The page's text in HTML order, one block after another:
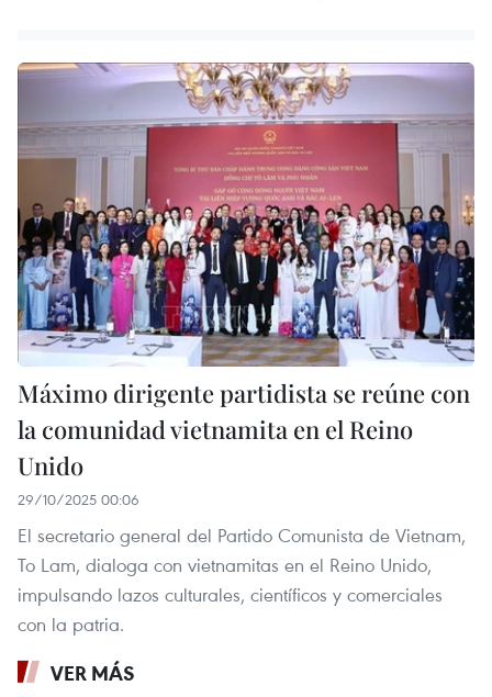
Máximo dirigente partidista se reúne con
la comunidad vietnamita en el Reino
Unido
29/10/2025 00:06
El secretario general del Partido Comunista de Vietnam,
To Lam, dialoga con vietnamitas en el Reino Unido,
impulsando lazos culturales, científicos y comerciales
con la patria.
VER MÁS